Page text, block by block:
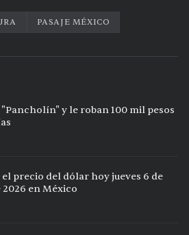
PASAJE MÉXICO
y le roban 100 mil pesos
el precio del dólar hoy jueves 6 de
2026 en México